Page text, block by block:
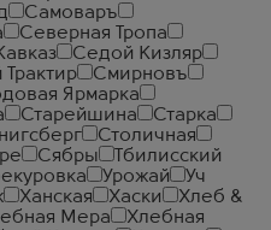
Самоваръ
Северная Тропа
Седой Кизляр
Смирновъ
Ярмарка
Старейшина
Старка
Столичная
Сябры
Тбилисский
Урожай
Уч
Ханская Хаски
Хлеб &
Мера
Хлебная